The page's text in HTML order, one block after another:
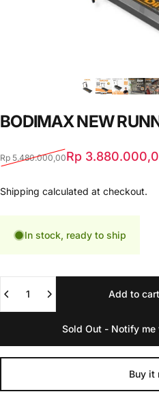
BODIMAXNEW
Sale price Rp
Regular price
Rp 5.480.000,00
Shipping calculated at checkout.
In stock, ready to ship
Add to cart
Sold Out - Notify me
Buy it